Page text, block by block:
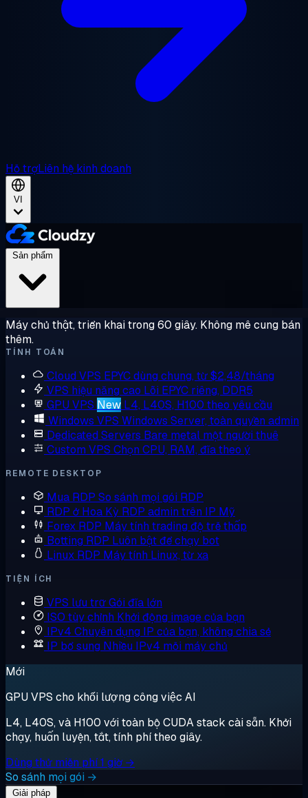
Hỗ trợLiên hệ kinh doanh
VI
Máy chủ thật, triển khai trong 60 giây. Không mê cung bán
thêm.
TÍNH TOÁN
Cloud VPS EPYC dùng chung, từ $2,48/tháng
VPS hiệu năng cao Lõi EPYC riêng, DDR5
GPU VPS New L4, L40S, H100 theo yêu cầu
Windows VPS Windows Server, toàn quyền admin
Dedicated Servers Bare metal một người thuê
Custom VPS Chọn CPU, RAM, đĩa theo ý
REMOTE DESKTOP
Mua RDP So sánh mọi gói RDP
RDP ở Hoa Kỳ RDP admin trên IP Mỹ
Forex RDP Máy tính trading độ trễ thấp
Botting RDP Luôn bật để chạy bot
Linux RDP Máy tính Linux, từ xa
TIỆN ÍCH
VPS lưu trữGói đĩa lớn
ISO tùy chỉnh Khởi động image của bạn
IPv4 Chuyên dụng IP của bạn, không chia sẻ
IP bổ sung Nhiều IPv4 mỗi máy chủ
Mới
GPU VPS cho khối lượng công việc AI
L4, L40S, và H100 với toàn bộ CUDA stack cài sẵn. Khởi
chạy, huấn luyện, tắt, tính phí theo giây.
Dùng thử miễn phí 1 giờ →
So sánh mọi gói →